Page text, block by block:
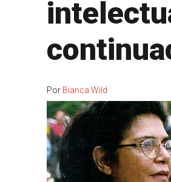
Por Bianca Wild